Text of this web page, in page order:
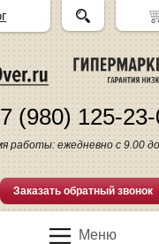
(980) 125-
работы: ежедневно с 9.00
Заказать обратный звонок
Меню